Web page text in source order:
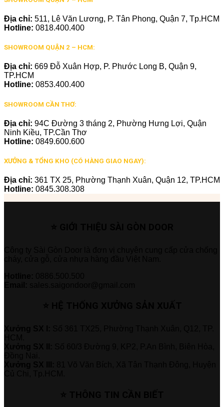
Địa chỉ: 511, Lê Văn Lương, P. Tân Phong, Quận 7, Tp.HCM
Hotline: 0818.400.400
SHOWROOM QUẬN 2 – HCM:
Địa chỉ: 669 Đỗ Xuân Hợp, P. Phước Long B, Quận 9,
TP.HCM
Hotline: 0853.400.400
SHOWROOM CẦN THƠ:
Địa chỉ: 94C Đường 3 tháng 2, Phường Hưng Lợi, Quận
Ninh Kiều, TP.Cần Thơ
Hotline: 0849.600.600
XƯỞNG & TỔNG KHO (CÓ HÀNG GIAO NGAY):
Địa chỉ: 361 TX 25, Phường Thạnh Xuân, Quận 12, TP.HCM
Hotline: 0845.308.308